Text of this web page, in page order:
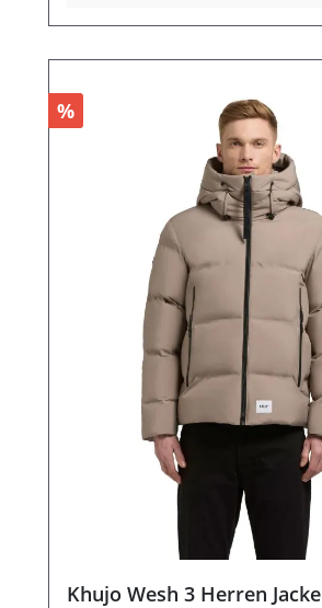
%
Khujo Wesh 3 Herren Jacke